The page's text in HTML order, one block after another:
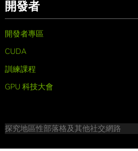
開發者
開發者專區
CUDA
訓練課程
GPU 科技大會
探究地區性部落格及其他社交網路